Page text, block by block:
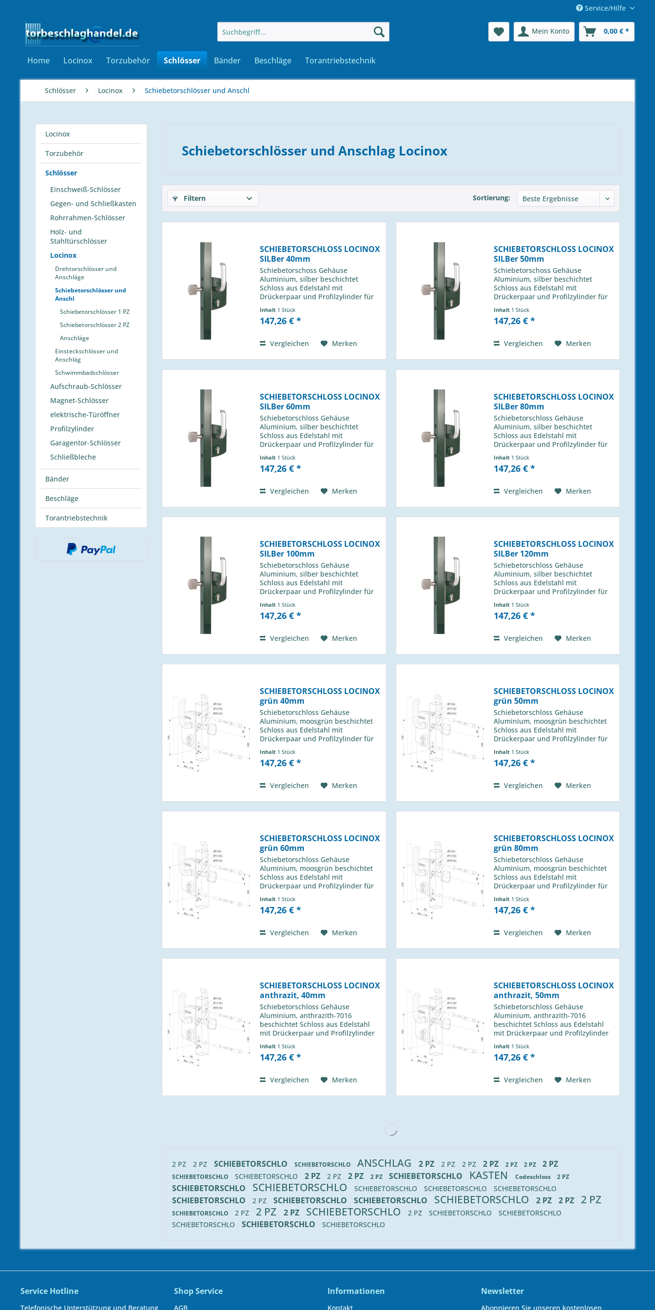
Service/Hilfe
Mein Konto 0,00 € *
Home Locinox Torzubehör Schlösser Bänder Beschläge Torantriebstechnik
Schlösser Locinox Schiebetorschlösser und Anschl
Locinox
Torzubehör
Schlösser
Einschweiß-Schlösser
Gegen- und Schließkasten
Rohrrahmen-Schlösser
Holz- und
Stahltürschlösser
Locinox
Drehtorschlösser und
Anschläge
Schiebetorschlösser und
Anschl
Schiebetorschlösser 1 PZ
Schiebetorschlösser 2 PZ
Anschläge
Einsteckschlösser und
Anschläg
Schwimmbadschlösser
Aufschraub-Schlösser
Magnet-Schlösser
elektrische-Türöffner
Profilzylinder
Garagentor-Schlösser
Schließbleche
Bänder
Beschläge
Torantriebstechnik
Schiebetorschlösser und Anschlag Locinox
Filtern Sortierung:
SCHIEBETORSCHLOSS LOCINOX
SILBer 40mm
Schiebetorschoss Gehäuse
Aluminium, silber beschichtet
Schloss aus Edelstahl mit
Drückerpaar und Profilzylinder für
passender Anschlag H-013 490 00
Inhalt 1 Stück
147,26 € *
Vergleichen Merken
SCHIEBETORSCHLOSS LOCINOX
SILBer 50mm
Schiebetorschoss Gehäuse
Aluminium, silber beschichtet
Schloss aus Edelstahl mit
Drückerpaar und Profilzylinder für
passender Anschlag H-013 490 00
Inhalt 1 Stück
147,26 € *
Vergleichen Merken
SCHIEBETORSCHLOSS LOCINOX
SILBer 60mm
Schiebetorschloss Gehäuse
Aluminium, silber beschichtet
Schloss aus Edelstahl mit
Drückerpaar und Profilzylinder für
passender Anschlag H-013 490 00
Inhalt 1 Stück
147,26 € *
Vergleichen Merken
SCHIEBETORSCHLOSS LOCINOX
SILBer 80mm
Schiebetorschloss Gehäuse
Aluminium, silber beschichtet
Schloss aus Edelstahl mit
Drückerpaar und Profilzylinder für
passender Anschlag H-013 490 00
Inhalt 1 Stück
147,26 € *
Vergleichen Merken
SCHIEBETORSCHLOSS LOCINOX
SILBer 100mm
Schiebetorschloss Gehäuse
Aluminium, silber beschichtet
Schloss aus Edelstahl mit
Drückerpaar und Profilzylinder für
passender Anschlag H-013 490 00
Inhalt 1 Stück
147,26 € *
Vergleichen Merken
SCHIEBETORSCHLOSS LOCINOX
SILBer 120mm
Schiebetorschloss Gehäuse
Aluminium, silber beschichtet
Schloss aus Edelstahl mit
Drückerpaar und Profilzylinder für
passender Anschlag H-013 490 00
Inhalt 1 Stück
147,26 € *
Vergleichen Merken
SCHIEBETORSCHLOSS LOCINOX
grün 40mm
Schiebetorschloss Gehäuse
Aluminium, moosgrün beschichtet
Schloss aus Edelstahl mit
Drückerpaar und Profilzylinder für
U2L 6005 passender Anschlag H-013
490 01
Inhalt 1 Stück
147,26 € *
Vergleichen Merken
SCHIEBETORSCHLOSS LOCINOX
grün 50mm
Schiebetorschloss Gehäuse
Aluminium, moosgrün beschichtet
Schloss aus Edelstahl mit
Drückerpaar und Profilzylinder für
U2L 6005 passender Anschlag H-013
490 01
Inhalt 1 Stück
147,26 € *
Vergleichen Merken
SCHIEBETORSCHLOSS LOCINOX
grün 60mm
Schiebetorschloss Gehäuse
Aluminium, moosgrün beschichtet
Schloss aus Edelstahl mit
Drückerpaar und Profilzylinder für
U2L 6005 passender Anschlag H-013
490 01
Inhalt 1 Stück
147,26 € *
Vergleichen Merken
SCHIEBETORSCHLOSS LOCINOX
grün 80mm
Schiebetorschloss Gehäuse
Aluminium, moosgrün beschichtet
Schloss aus Edelstahl mit
Drückerpaar und Profilzylinder für
U2L 6005 passender Anschlag H-013
490 01
Inhalt 1 Stück
147,26 € *
Vergleichen Merken
SCHIEBETORSCHLOSS LOCINOX
anthrazit, 40mm
Schiebetorschloss Gehäuse
Aluminium, anthrazith-7016
beschichtet Schloss aus Edelstahl
mit Drückerpaar und Profilzylinder
4040 U2L 7016 passender Anschlag
H-013 490 01
Inhalt 1 Stück
147,26 € *
Vergleichen Merken
SCHIEBETORSCHLOSS LOCINOX
anthrazit, 50mm
Schiebetorschloss Gehäuse
Aluminium, anthrazith-7016
beschichtet Schloss aus Edelstahl
mit Drückerpaar und Profilzylinder
5050 U2L 7016 passender Anschlag
H-013 490 01
Inhalt 1 Stück
147,26 € *
Vergleichen Merken
2 PZ 2 PZ SCHIEBETORSCHLO SCHIEBETORSCHLO ANSCHLAG 2 PZ 2 PZ 2 PZ 2 PZ 2 PZ 2 PZ 2 PZ
SCHIEBETORSCHLO SCHIEBETORSCHLO 2 PZ 2 PZ 2 PZ 2 PZ SCHIEBETORSCHLO KASTEN Codeschloss 2 PZ
SCHIEBETORSCHLO SCHIEBETORSCHLO SCHIEBETORSCHLO SCHIEBETORSCHLO SCHIEBETORSCHLO
SCHIEBETORSCHLO 2 PZ SCHIEBETORSCHLO SCHIEBETORSCHLO SCHIEBETORSCHLO 2 PZ 2 PZ 2 PZ
SCHIEBETORSCHLO 2 PZ 2 PZ 2 PZ SCHIEBETORSCHLO 2 PZ SCHIEBETORSCHLO
SCHIEBETORSCHLO
SCHIEBETORSCHLO
SCHIEBETORSCHLO SCHIEBETORSCHLO
Service Hotline
Telefonische Unterstützung und Beratung
Shop Service
AGB
Informationen
Kontakt
Newsletter
Abonnieren Sie unseren kostenlosen